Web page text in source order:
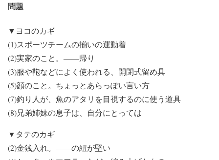
問題
▼ヨコのカギ
(1)スポーツチームの揃いの運動着
(2)実家のこと。――帰り
(3)服や鞄などによく使われる、開閉式留め具
(5)顔のこと。ちょっとあらっぽい言い方
(7)釣り人が、魚のアタリを目視するのに使う道具
(8)兄弟姉妹の息子は、自分にとっては
▼タテのカギ
(2)金銭入れ。――の紐が堅い